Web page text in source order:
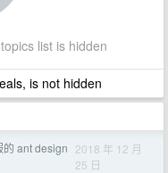
list is hidden
is not hidden
ant design 2018 年 12 月
25 日